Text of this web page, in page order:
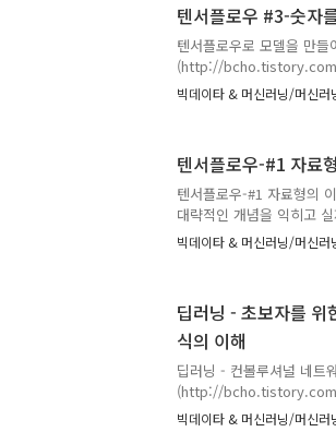
플로우로 구현하는데에
의 함수를 이해하는게 좋
예제를 먼저 보고 이 문서..
텐서플로우 #3-숫자
텐서플로우로 모델을 만
(http://bcho.tistory.com)
적으로 이해 했으면 간단
플로우로 모델을 만들어
인식하는 예제이다. 이 예
(https://
성하였는데, 설..
빅데이타 & 머신러닝/머신러
텐서플로우-#1 자료
텐서플로우-#1 자료형의
대략적인 개념을 익히고
탁 막힌다. 파이썬이니 괜
이건 라이브러리로 도배
많이 헤매고 몇달이 지난
기초 부터 살펴봐야 하지
씩 정리할 예정인데, 이 컨
빅데이타 & 머신러닝/머신러
딥러닝 - 초보자를 위
식의 이해
딥러닝 - 컨볼루셔널 네트
(http://bcho.tistory.com)
사용되는 컨볼루셔널 뉴
CNN에 대해서 알아보도
빅데이타 & 머신러닝/머신러